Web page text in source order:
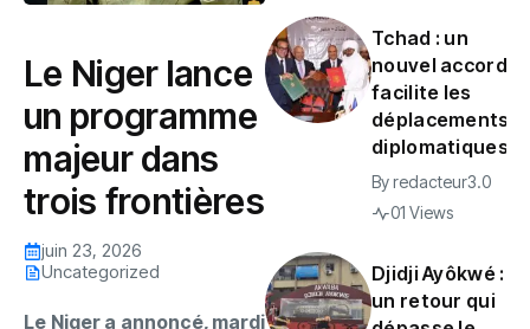
Le Niger lance
un programme
majeur dans
trois frontières
juin 23, 2026
Uncategorized
Le Niger a annoncé, mardi
Tchad : un
nouvel accord
facilite les
déplacements
diplomatiques
Byredacteur3.0
01 Views
Djidji Ayôkwé :
un retour qui